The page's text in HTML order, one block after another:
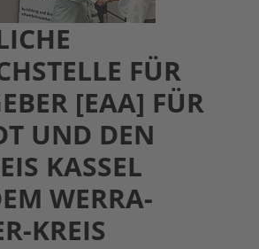
FÜR
[EAA] FÜR
UND DEN
KASSEL
WERRA-
KREIS